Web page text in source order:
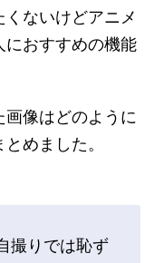
ないけどアニメ
におすすめの機能
像はどのように
めました。
撮りでは恥ず